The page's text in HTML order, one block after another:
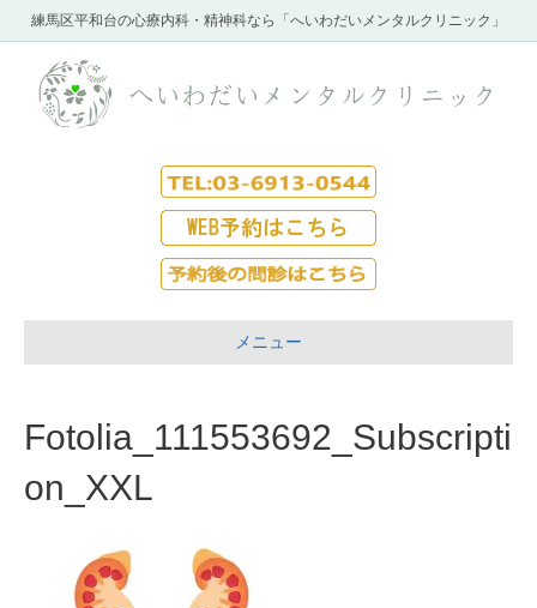
練馬区平和台の心療内科・精神科なら「へいわだいメンタルクリニック」
メニュー
Fotolia_111553692_Subscripti
on_XXL